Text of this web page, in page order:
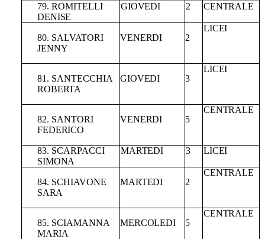
79. ROMITELLI
DENISE
GIOVEDI 2 CENTRALE
80. SALVATORI
JENNY
VENERDI 2
LICEI
81. SANTECCHIA
ROBERTA
GIOVEDI 3
LICEI
82. SANTORI
FEDERICO
VENERDI 5
CENTRALE
83. SCARPACCI
SIMONA
MARTEDI 3 LICEI
84. SCHIAVONE
SARA
MARTEDI 2
CENTRALE
85. SCIAMANNA
MARIA
MERCOLEDI 5
CENTRALE